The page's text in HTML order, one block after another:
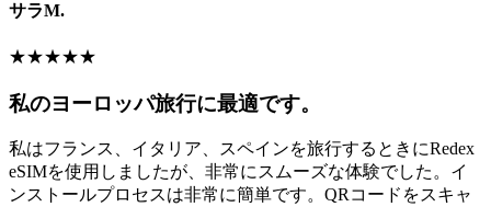
サラM.
★★★★★
私のヨーロッパ旅行に最適です。
私はフランス、イタリア、スペインを旅行するときにRedex
eSIMを使用しましたが、非常にスムーズな体験でした。イ
ンストールプロセスは非常に簡単です。QRコードをスキャ